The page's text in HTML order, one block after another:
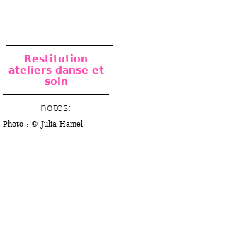
Restitution
ateliers danse et
soin
notes:
Photo : © Julia Hamel